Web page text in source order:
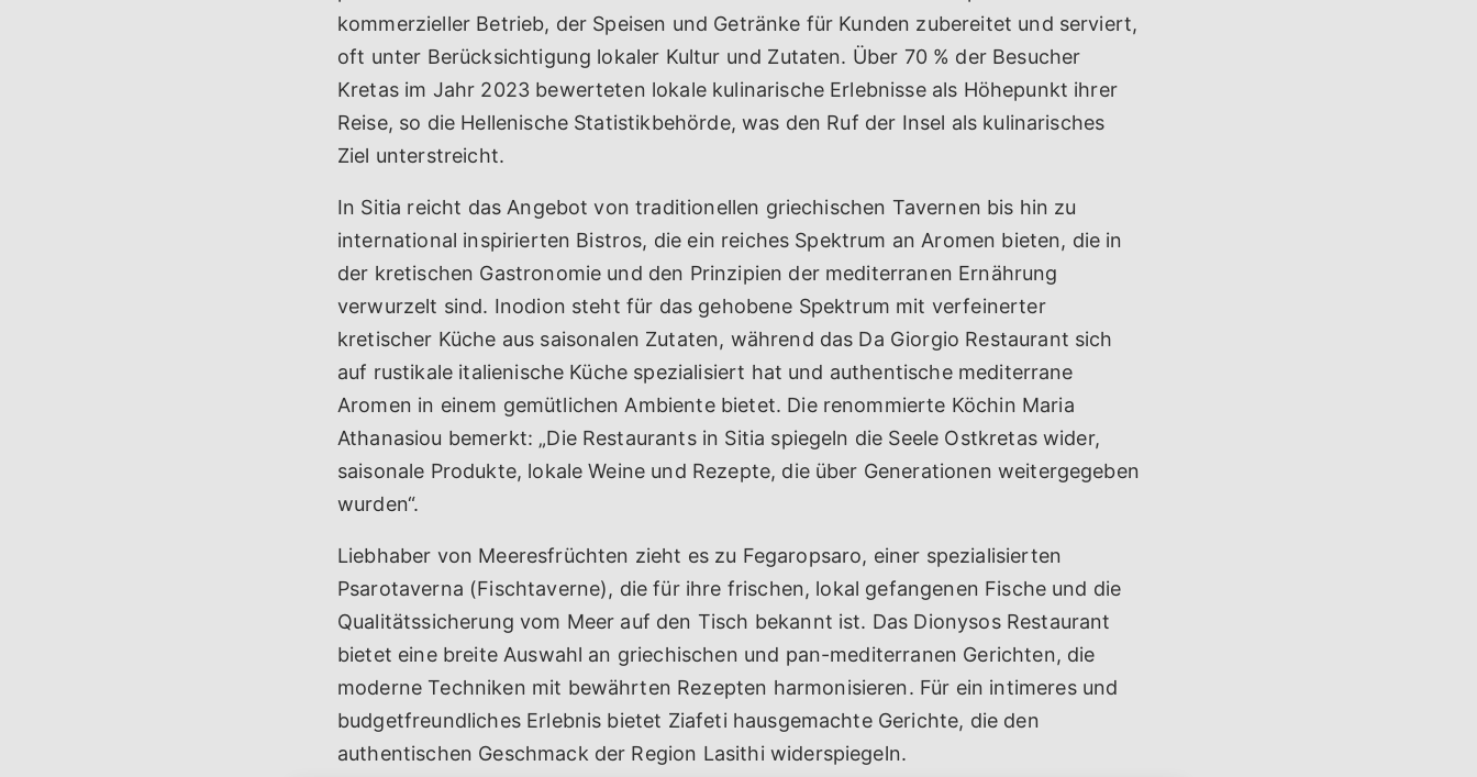
kommerzieller Betrieb, der Speisen und Getränke für Kunden zubereitet und serviert,
oft unter Berücksichtigung lokaler Kultur und Zutaten. Über 70 % der Besucher
Kretas im Jahr 2023 bewerteten lokale kulinarische Erlebnisse als Höhepunkt ihrer
Reise, so die Hellenische Statistikbehörde, was den Ruf der Insel als kulinarisches
Ziel unterstreicht.
In Sitia reicht das Angebot von traditionellen griechischen Tavernen bis hin zu
international inspirierten Bistros, die ein reiches Spektrum an Aromen bieten, die in
der kretischen Gastronomie und den Prinzipien der mediterranen Ernährung
verwurzelt sind. Inodion steht für das gehobene Spektrum mit verfeinerter
kretischer Küche aus saisonalen Zutaten, während das Da Giorgio Restaurant sich
auf rustikale italienische Küche spezialisiert hat und authentische mediterrane
Aromen in einem gemütlichen Ambiente bietet. Die renommierte Köchin Maria
Athanasiou bemerkt: „Die Restaurants in Sitia spiegeln die Seele Ostkretas wider,
saisonale Produkte, lokale Weine und Rezepte, die über Generationen weitergegeben
wurden“.
Liebhaber von Meeresfrüchten zieht es zu Fegaropsaro, einer spezialisierten
Psarotaverna (Fischtaverne), die für ihre frischen, lokal gefangenen Fische und die
Qualitätssicherung vom Meer auf den Tisch bekannt ist. Das Dionysos Restaurant
bietet eine breite Auswahl an griechischen und pan-mediterranen Gerichten, die
moderne Techniken mit bewährten Rezepten harmonisieren. Für ein intimeres und
budgetfreundliches Erlebnis bietet Ziafeti hausgemachte Gerichte, die den
authentischen Geschmack der Region Lasithi widerspiegeln.